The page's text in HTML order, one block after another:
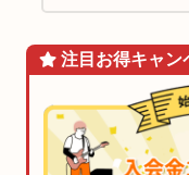
注目お得キャン